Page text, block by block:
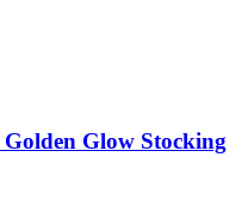
Golden Glow Stocking